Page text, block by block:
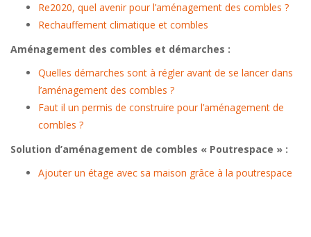
Re2020, quel avenir pour l’aménagement des combles ?
Rechauffement climatique et combles
Aménagement des combles et démarches :
Quelles démarches sont à régler avant de se lancer dans
l’aménagement des combles ?
Faut il un permis de construire pour l’aménagement de
combles ?
Solution d’aménagement de combles « Poutrespace » :
Ajouter un étage avec sa maison grâce à la poutrespace